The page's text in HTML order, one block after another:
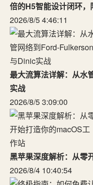
倍的H5智能设计闭环
2026/8/5 4:46:11
最大流算法详解：从
实战
2026/8/5 3:09:00
黑苹果深度解析：从零
2026/8/4 10:40:54